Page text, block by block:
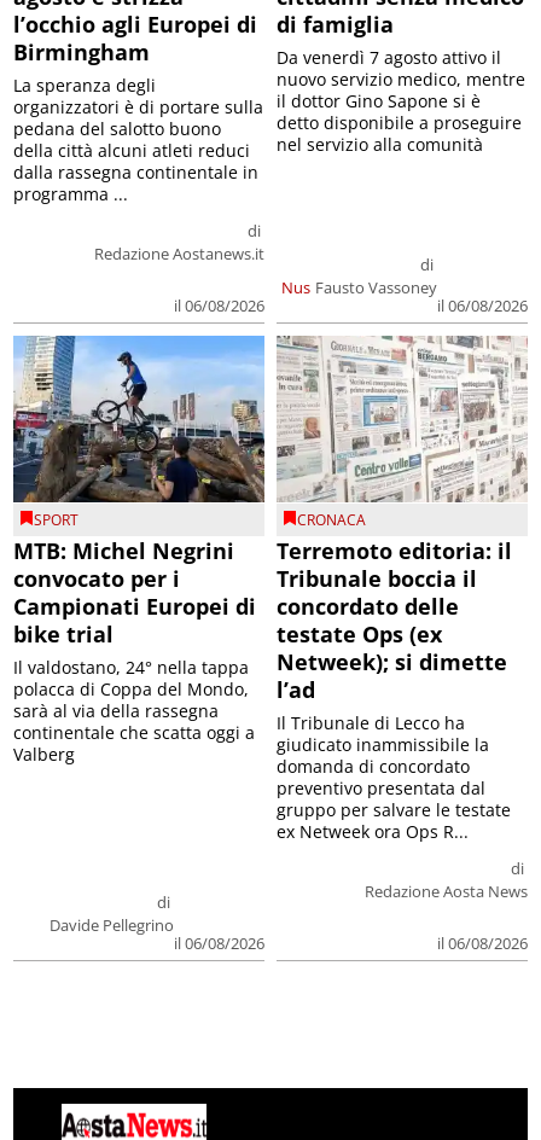
l’occhio agli Europei di
Birmingham
di
Redazione Aostanews.it
il 06/08/2026
La speranza degli
organizzatori è di portare sulla
pedana del salotto buono
della città alcuni atleti reduci
dalla rassegna continentale in
programma ...
di famiglia
Nus
di
Fausto Vassoney
il 06/08/2026
Da venerdì 7 agosto attivo il
nuovo servizio medico, mentre
il dottor Gino Sapone si è
detto disponibile a proseguire
nel servizio alla comunità
SPORT
MTB: Michel Negrini
convocato per i
Campionati Europei di
bike trial
di
Davide Pellegrino
il 06/08/2026
Il valdostano, 24° nella tappa
polacca di Coppa del Mondo,
sarà al via della rassegna
continentale che scatta oggi a
Valberg
CRONACA
Terremoto editoria: il
Tribunale boccia il
concordato delle
testate Ops (ex
Netweek); si dimette
l’ad
di
Redazione Aosta News
il 06/08/2026
Il Tribunale di Lecco ha
giudicato inammissibile la
domanda di concordato
preventivo presentata dal
gruppo per salvare le testate
ex Netweek ora Ops R...